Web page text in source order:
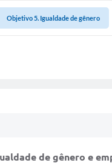
Objetivo 5. Igualdade de gênero
de gênero e